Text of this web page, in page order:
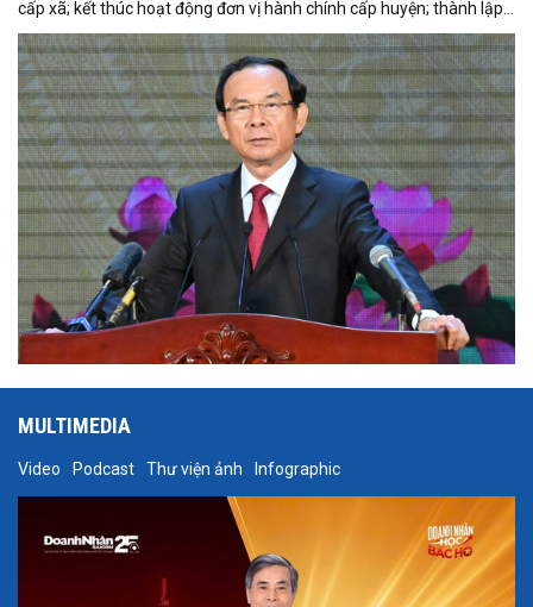
cấp xã; kết thúc hoạt động đơn vị hành chính cấp huyện; thành lập
tổ chức Đảng; chỉ định cấp ủy, HĐND, UBND, Ủy ban MTTQ Việt Nam
TP.HCM, xã, phường, đặc khu (Lễ công bố sáp nhập đơn vị hành
chính cấp tỉnh, cấp xã), ông Nguyễn Văn Nên - Ủy viên Bộ Chính trị
được chỉ định tiếp tục giữ chức Bí thư Thành ủy TP.HCM mới.
MULTIMEDIA
Video Podcast Thư viện ảnh Infographic